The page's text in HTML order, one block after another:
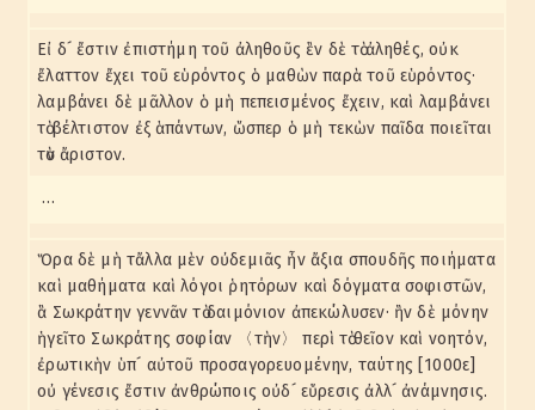
Εἰ δ´ ἔστιν ἐπιστήμη τοῦ ἀληθοῦς ἓν δὲ τὸ ἀληθές, οὐκ
ἔλαττον ἔχει τοῦ εὑρόντος ὁ μαθὼν παρὰ τοῦ εὑρόντος·
λαμβάνει δὲ μᾶλλον ὁ μὴ πεπεισμένος ἔχειν, καὶ λαμβάνει
τὸ βέλτιστον ἐξ ἁπάντων, ὥσπερ ὁ μὴ τεκὼν παῖδα ποιεῖται
τὸν ἄριστον.
…
Ὅρα δὲ μὴ τἄλλα μὲν οὐδεμιᾶς ἦν ἄξια σπουδῆς ποιήματα
καὶ μαθήματα καὶ λόγοι ῥητόρων καὶ δόγματα σοφιστῶν,
ἃ Σωκράτην γεννᾶν τὸ δαιμόνιον ἀπεκώλυσεν· ἣν δὲ μόνην
ἡγεῖτο Σωκράτης σοφίαν 〈τὴν〉 περὶ τὸ θεῖον καὶ νοητόν,
ἐρωτικὴν ὑπ´ αὐτοῦ προσαγορευομένην, ταύτης [1000ε]
οὐ γένεσις ἔστιν ἀνθρώποις οὐδ´ εὕρεσις ἀλλ´ ἀνάμνησις.